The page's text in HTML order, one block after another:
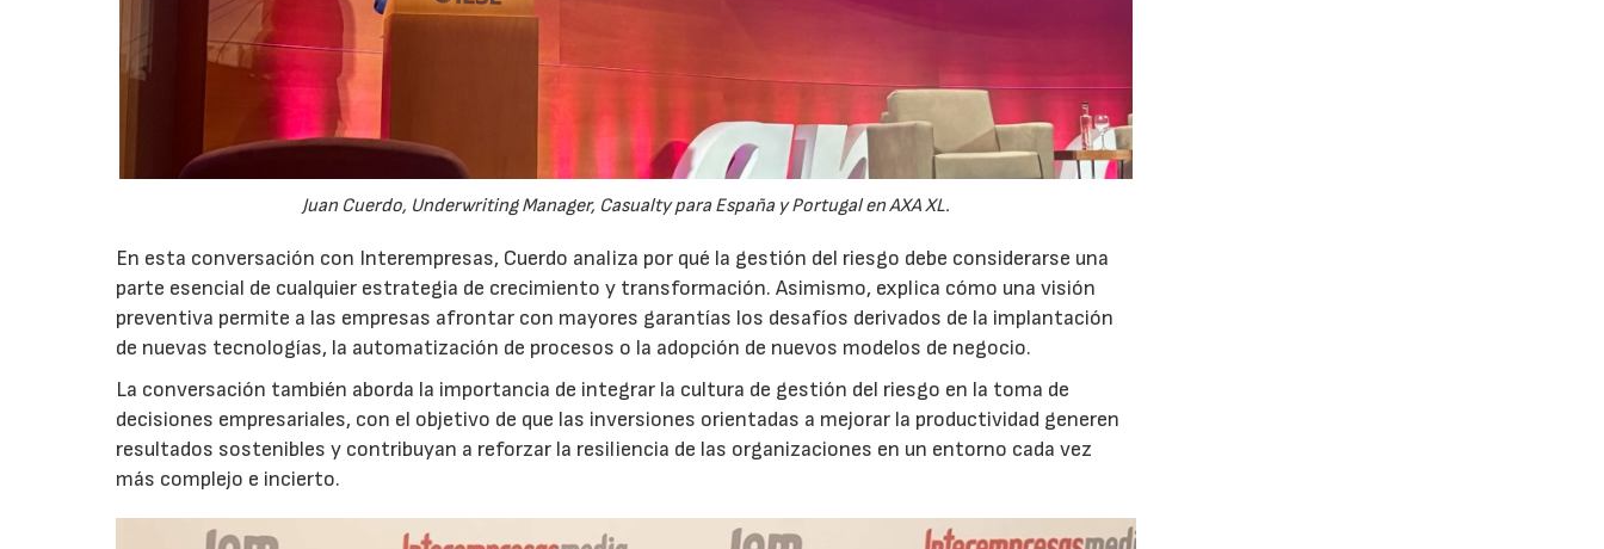
Juan Cuerdo, Underwriting Manager, Casualty para España y Portugal en AXA XL.
En esta conversación con Interempresas, Cuerdo analiza por qué la gestión del riesgo debe considerarse una
parte esencial de cualquier estrategia de crecimiento y transformación. Asimismo, explica cómo una visión
preventiva permite a las empresas afrontar con mayores garantías los desafíos derivados de la implantación
de nuevas tecnologías, la automatización de procesos o la adopción de nuevos modelos de negocio.
La conversación también aborda la importancia de integrar la cultura de gestión del riesgo en la toma de
decisiones empresariales, con el objetivo de que las inversiones orientadas a mejorar la productividad generen
resultados sostenibles y contribuyan a reforzar la resiliencia de las organizaciones en un entorno cada vez
más complejo e incierto.